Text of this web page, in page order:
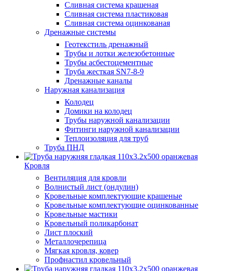
Сливная система крашеная
Сливная система пластиковая
Сливная система оцинкованая
Дренажные системы
Геотекстиль дренажный
Трубы и лотки железобетонные
Трубы асбестоцементные
Труба жесткая SN7-8-9
Дренажные каналы
Наружная канализация
Колодец
Домики на колодец
Трубы наружной канализации
Фитинги наружной канализации
Теплоизоляция для труб
Труба ПНД
Кровля
Вентиляция для кровли
Волнистый лист (ондулин)
Кровельные комплектующие крашеные
Кровельные комплектующие оцинкованные
Кровельные мастики
Кровельный поликарбонат
Лист плоский
Металлочерепица
Мягкая кровля, ковер
Профнастил кровельный